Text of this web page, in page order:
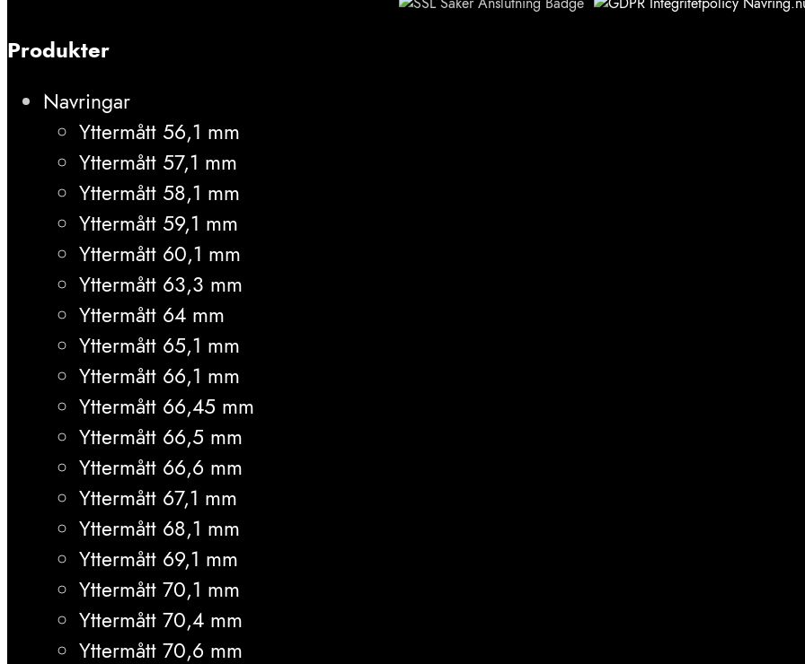
Produkter
Navringar
Yttermått 56,1 mm
Yttermått 57,1 mm
Yttermått 58,1 mm
Yttermått 59,1 mm
Yttermått 60,1 mm
Yttermått 63,3 mm
Yttermått 64 mm
Yttermått 65,1 mm
Yttermått 66,1 mm
Yttermått 66,45 mm
Yttermått 66,5 mm
Yttermått 66,6 mm
Yttermått 67,1 mm
Yttermått 68,1 mm
Yttermått 69,1 mm
Yttermått 70,1 mm
Yttermått 70,4 mm
Yttermått 70,6 mm